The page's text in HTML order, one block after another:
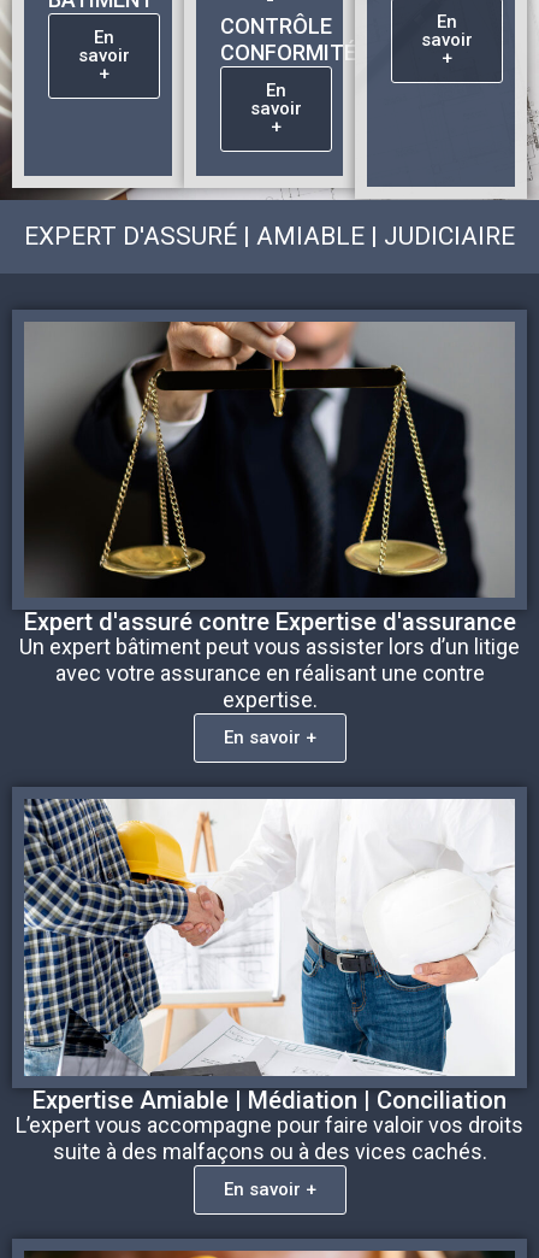
En
savoir
+
CONTRÔLE
CONFORMITÉ
En
savoir
+
En
savoir
+
EXPERT D'ASSURÉ | AMIABLE | JUDICIAIRE
Expert d'assuré contre Expertise d'assurance
Un expert bâtiment peut vous assister lors d’un litige
avec votre assurance en réalisant une contre
expertise.
En savoir +
Expertise Amiable | Médiation | Conciliation
L’expert vous accompagne pour faire valoir vos droits
suite à des malfaçons ou à des vices cachés.
En savoir +